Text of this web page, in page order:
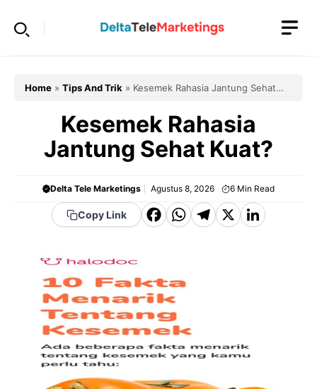
Home » Tips And Trik » Kesemek Rahasia Jantung Sehat
Kesemek Rahasia
Jantung Sehat Kuat?
Delta Tele Marketings Agustus 8, 2026 6 Min Read
Copy Link
F
e
b
o
o
k
W
t
s
A
p
p
T
m
X Li